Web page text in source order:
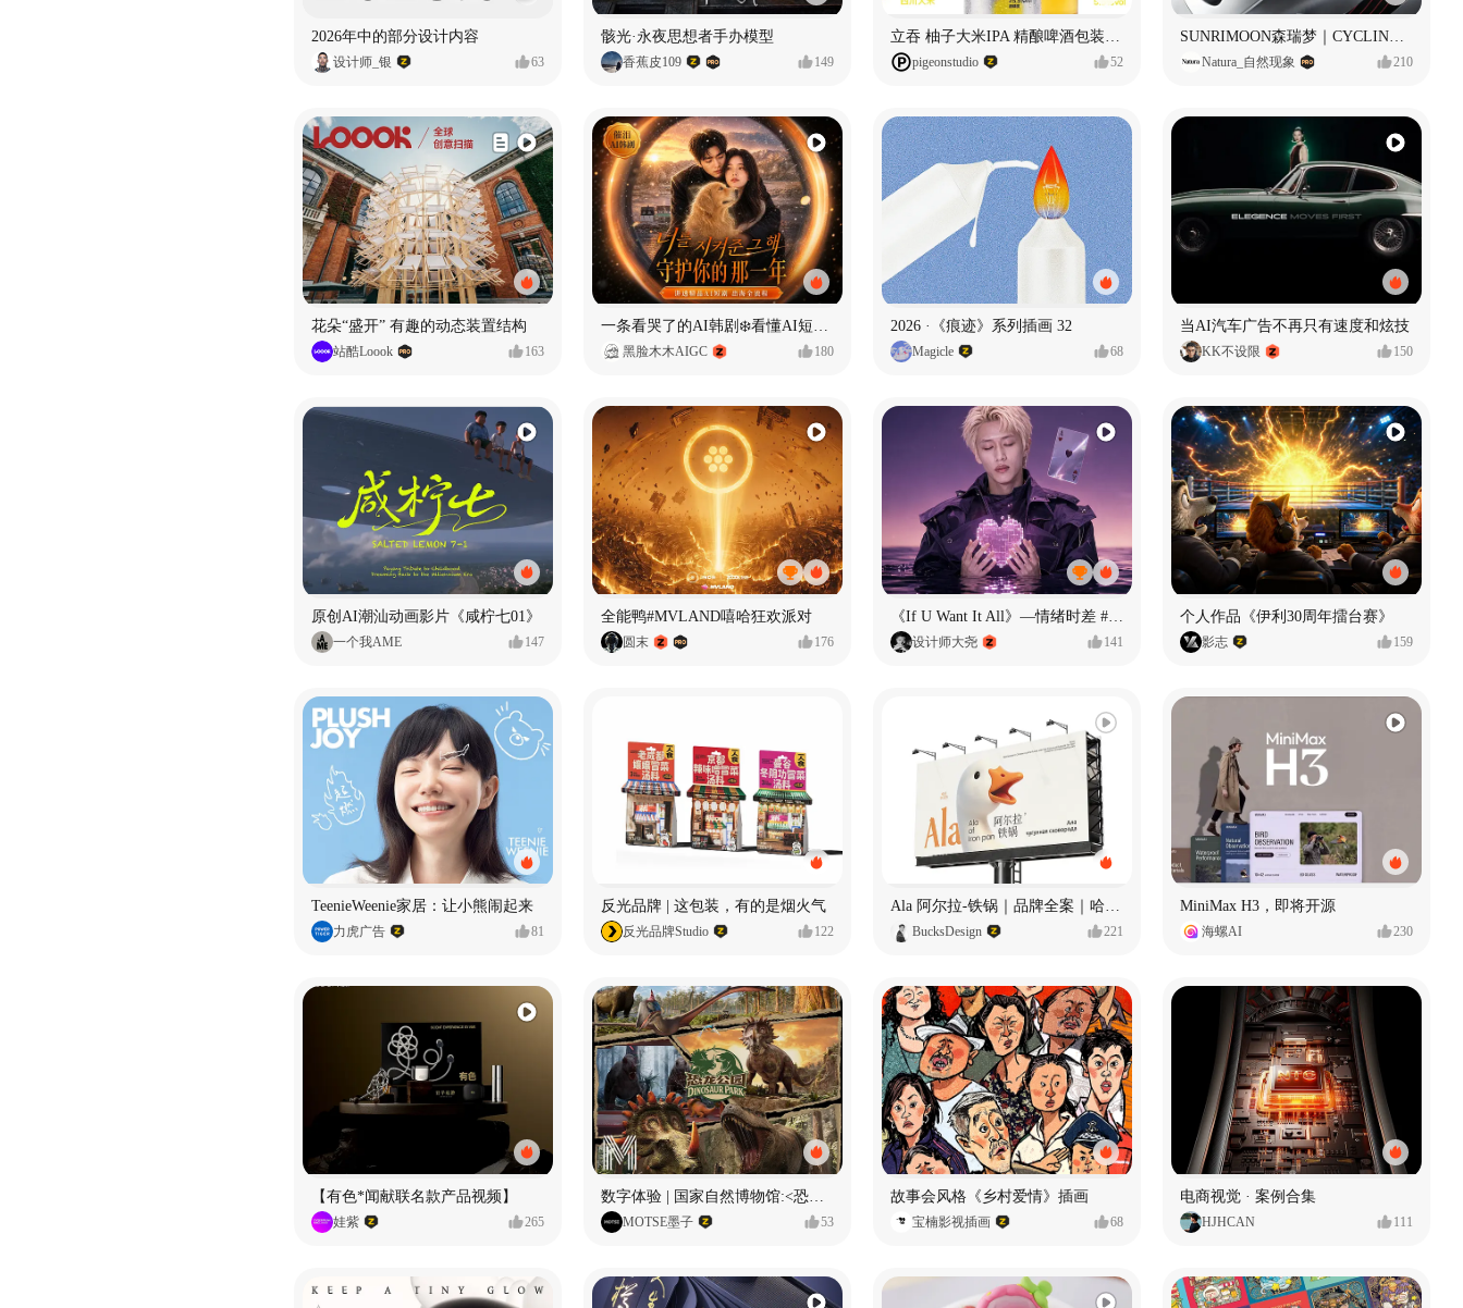
2026年中的部分设计内容
设计师_银 63
骸光·永夜思想者手办模型
香蕉皮109 149 pigeonstudio 52 Natura_自然现象 210
花朵“盛开” 有趣的动态装置结构
站酷Loook 163
一条看哭了的AI韩剧❄️看懂AI短剧出海全流程
黑脸木木AIGC 180
2026 ·《痕迹》系列插画 32
Magicle 68
当AI汽车广告不再只有速度和炫技
KK不设限 150
原创AI潮汕动画影片《咸柠七01》
一个我AME 147
全能鸭#MVLAND嘻哈狂欢派对
圆末 176 设计师大尧 141
个人作品《伊利30周年擂台赛》
影志 159
TeenieWeenie家居：让小熊闹起来
力虎广告 81
反光品牌 | 这包装，有的是烟火气
反光品牌Studio 122
Ala 阿尔拉-铁锅｜品牌全案｜哈尔滨
BucksDesign 221
MiniMax H3，即将开源
海螺AI 230
【有色*闻献联名款产品视频】
娃紫 265 MOTSE墨子 53
故事会风格《乡村爱情》插画
宝楠影视插画 68
电商视觉 · 案例合集
HJHCAN 111